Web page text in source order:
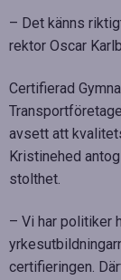
– Det känns
rektor Oscar
Certifierad
avsett att
Kristinehed
stolthet.
– Vi har politiker
certifieringen.